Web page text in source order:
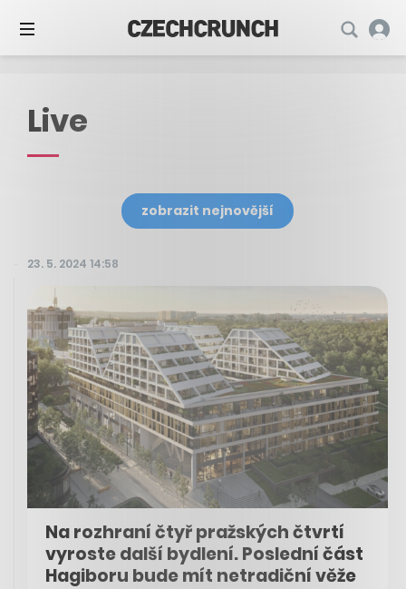
Live
zobrazit nejnovější
23. 5. 2024 14:58
Na rozhraní čtyř pražských čtvrtí
vyroste další bydlení. Poslední část
Hagiboru bude mít netradiční věže